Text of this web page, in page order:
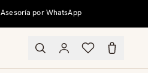
Asesoría por WhatsApp